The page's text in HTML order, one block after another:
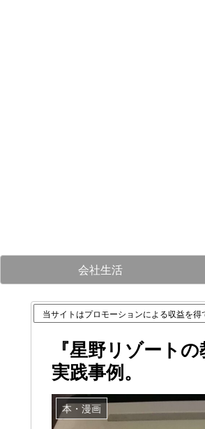
会社生活
当サイトはプロモーションによる収益を得
『星野リゾート
実践事例。
本・漫画